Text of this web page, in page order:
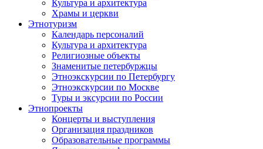
Культура и архитектура
Храмы и церкви
Этнотуризм
Календарь персоналий
Культура и архитектура
Религиозные объекты
Знаменитые петербуржцы
Этноэкскурсии по Петербургу
Этноэкскурсии по Москве
Туры и эксурсии по России
Этнопроекты
Концерты и выступления
Организация праздников
Образовательные программы